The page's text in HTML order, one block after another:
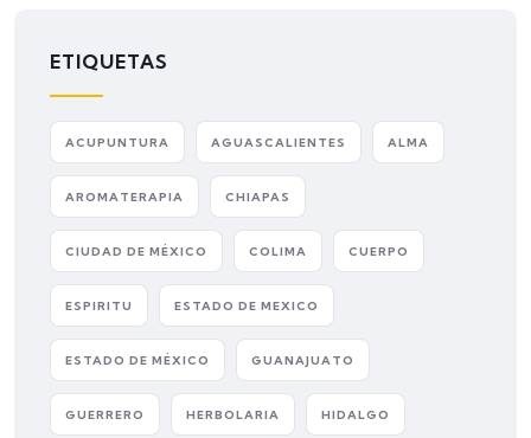
ETIQUETAS
ACUPUNTURA AGUASCALIENTES ALMA
AROMATERAPIA CHIAPAS
CIUDAD DE MÉXICO COLIMA CUERPO
ESPIRITU ESTADO DE MEXICO
ESTADO DE MÉXICO GUANAJUATO
GUERRERO HERBOLARIA HIDALGO